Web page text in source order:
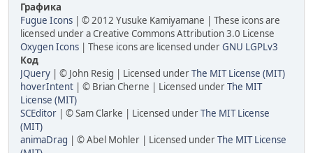
Графика
Fugue Icons | © 2012 Yusuke Kamiyamane | These icons are
licensed under a Creative Commons Attribution 3.0 License
Oxygen Icons | These icons are licensed underGNU LGPLv3
Код
JQuery | © John Resig | Licensed underThe MIT License (MIT)
hoverIntent | © Brian Cherne | Licensed underThe MIT
License (MIT)
SCEditor | © Sam Clarke | Licensed underThe MIT License
(MIT)
animaDrag | © Abel Mohler | Licensed underThe MIT License